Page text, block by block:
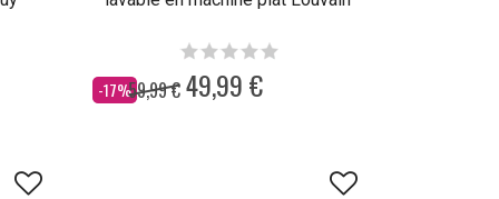
-17%
Dès 59,99 € 49,99 €